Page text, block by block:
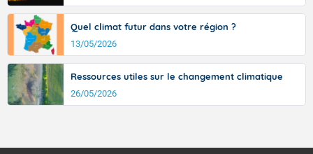
Quel climat futur dans votre région ?
13/05/2026
Ressources utiles sur le changement climatique
26/05/2026